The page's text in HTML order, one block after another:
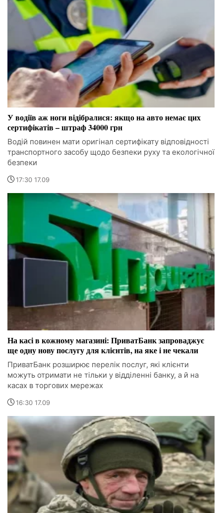
У водіїв аж ноги відібралися: якщо на авто немає цих
сертифікатів – штраф 34000 грн
Водій повинен мати оригінал сертифікату відповідності
транспортного засобу щодо безпеки руху та екологічної
безпеки
17:30 17.09
На касі в кожному магазині: ПриватБанк запроваджує
ще одну нову послугу для клієнтів, на яке і не чекали
ПриватБанк розширює перелік послуг, які клієнти
можуть отримати не тільки у відділенні банку, а й на
касах в торгових мережах
16:30 17.09